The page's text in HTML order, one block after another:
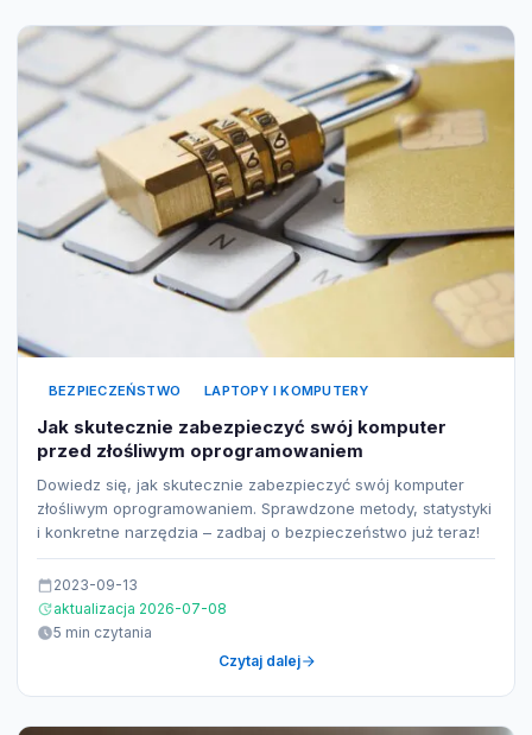
BEZPIECZEŃSTWO LAPTOPY I KOMPUTERY
Jak skutecznie zabezpieczyć swój komputer
przed złośliwym oprogramowaniem
Dowiedz się, jak skutecznie zabezpieczyć swój komputer
złośliwym oprogramowaniem. Sprawdzone metody, statystyki
i konkretne narzędzia – zadbaj o bezpieczeństwo już teraz!
2023-09-13
aktualizacja 2026-07-08
5 min czytania
Czytaj dalej